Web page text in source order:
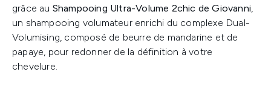
grâce au Shampooing Ultra-Volume 2chic de Giovanni,
un shampooing volumateur enrichi du complexe Dual-
Volumising, composé de beurre de mandarine et de
papaye, pour redonner de la définition à votre
chevelure.